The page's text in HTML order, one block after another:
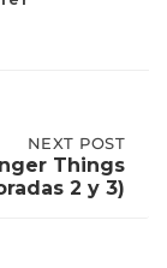
NEXT POST
Things
2 y 3)